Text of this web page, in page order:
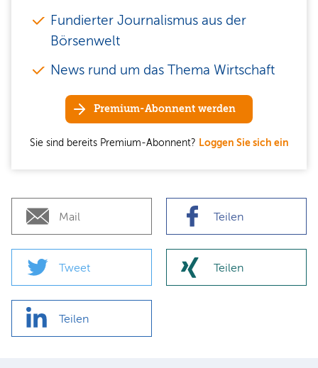
Fundierter Journalismus aus der
Börsenwelt
News rund um das Thema Wirtschaft
Premium-Abonnent werden
Sie sind bereits Premium-Abonnent? Loggen Sie sich ein
Mail Teilen
Tweet Teilen
Teilen